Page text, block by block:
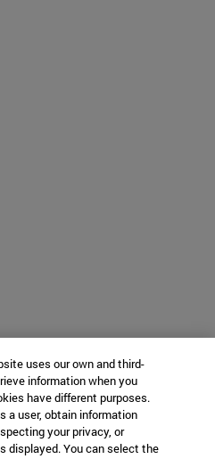
uses our own and third-
information when you
have different purposes.
a user, obtain information
your privacy, or
displayed. You can select the